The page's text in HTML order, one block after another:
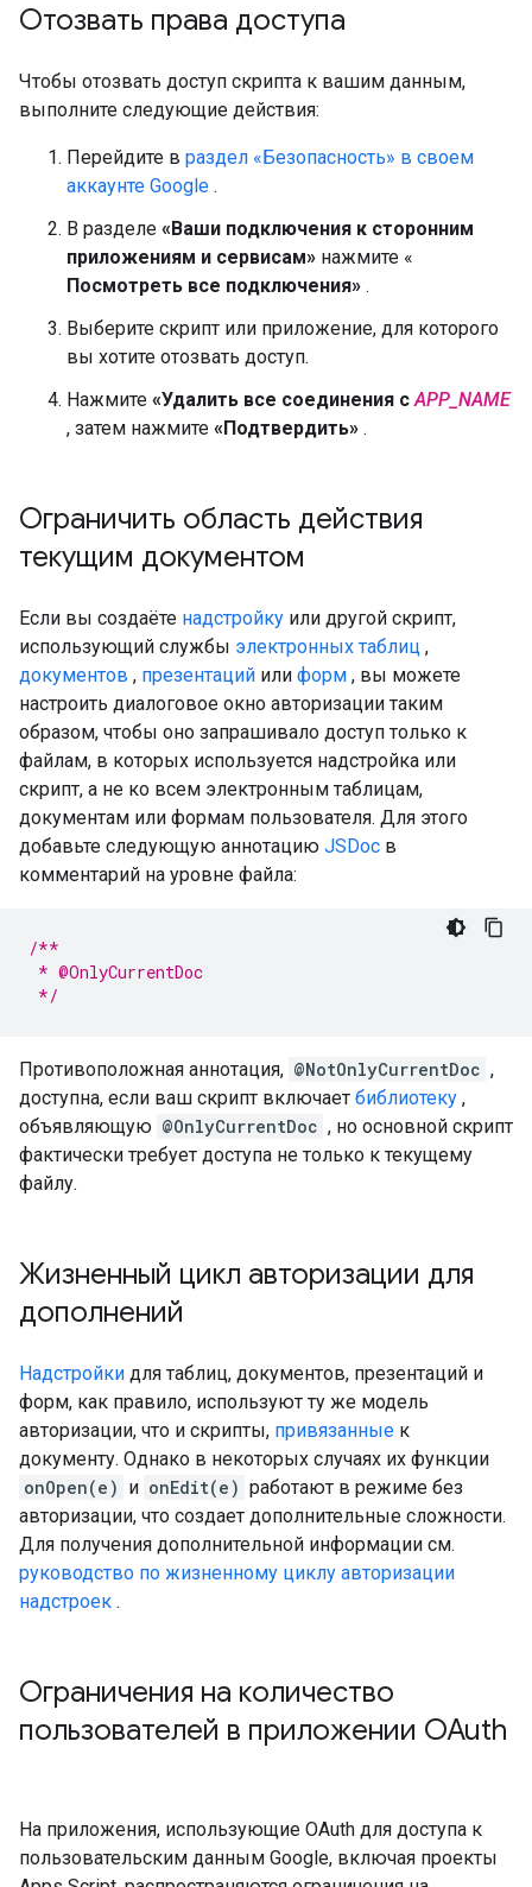
Отозвать права доступа
Чтобы отозвать доступ скрипта к вашим данным,
выполните следующие действия:
Перейдите в раздел «Безопасность» в своем
аккаунте Google .
В разделе «Ваши подключения к сторонним
приложениям и сервисам» нажмите «
Посмотреть все подключения» .
Выберите скрипт или приложение, для которого
вы хотите отозвать доступ.
Нажмите «Удалить все соединения сAPP_NAME
, затем нажмите «Подтвердить» .
Ограничить область действия
текущим документом
Если вы создаёте надстройку или другой скрипт,
использующий службы электронных таблиц ,
документов , презентаций или форм , вы можете
настроить диалоговое окно авторизации таким
образом, чтобы оно запрашивало доступ только к
файлам, в которых используется надстройка или
скрипт, а не ко всем электронным таблицам,
документам или формам пользователя. Для этого
добавьте следующую аннотацию JSDoc в
комментарий на уровне файла:
/**
* @OnlyCurrentDoc
*/
Противоположная аннотация, @NotOnlyCurrentDoc ,
доступна, если ваш скрипт включает библиотеку ,
объявляющую @OnlyCurrentDoc , но основной скрипт
фактически требует доступа не только к текущему
файлу.
Жизненный цикл авторизации для
дополнений
Надстройки для таблиц, документов, презентаций и
форм, как правило, используют ту же модель
авторизации, что и скрипты, привязанные к
документу. Однако в некоторых случаях их функции
onOpen(e) и onEdit(e) работают в режиме без
авторизации, что создает дополнительные сложности.
Для получения дополнительной информации см.
руководство по жизненному циклу авторизации
надстроек .
Ограничения на количество
пользователей в приложении OAuth
На приложения, использующие OAuth для доступа к
пользовательским данным Google, включая проекты